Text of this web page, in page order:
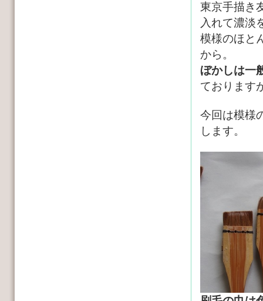
東京手描き
入れて濃淡
模様のほと
から。
ぼかしは一
ております
今回は模様
します。